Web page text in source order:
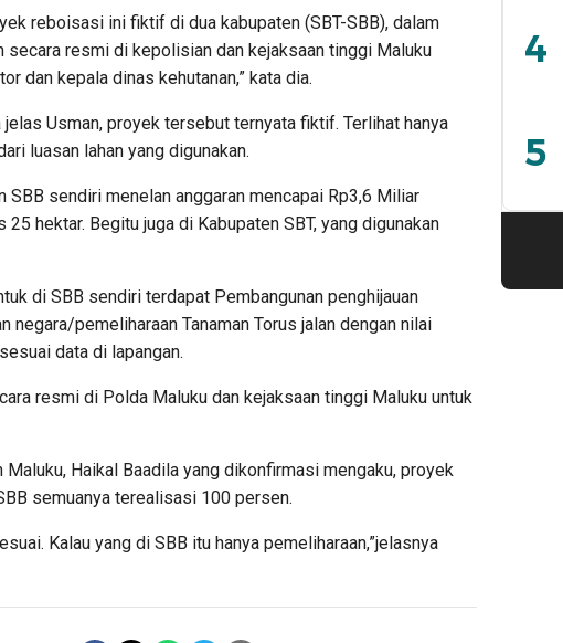
reboisasi ini fiktif di dua kabupaten (SBT-SBB), dalam
secara resmi di kepolisian dan kejaksaan tinggi Maluku
dan kepala dinas kehutanan,” kata dia.
Usman, proyek tersebut ternyata fiktif. Terlihat hanya
luasan lahan yang digunakan.
SBB sendiri menelan anggaran mencapai Rp3,6 Miliar
hektar. Begitu juga di Kabupaten SBT, yang digunakan
di SBB sendiri terdapat Pembangunan penghijauan
negara/pemeliharaan Tanaman Torus jalan dengan nilai
data di lapangan.
resmi di Polda Maluku dan kejaksaan tinggi Maluku untuk
Maluku, Haikal Baadila yang dikonfirmasi mengaku, proyek
semuanya terealisasi 100 persen.
Kalau yang di SBB itu hanya pemeliharaan,”jelasnya
4
5